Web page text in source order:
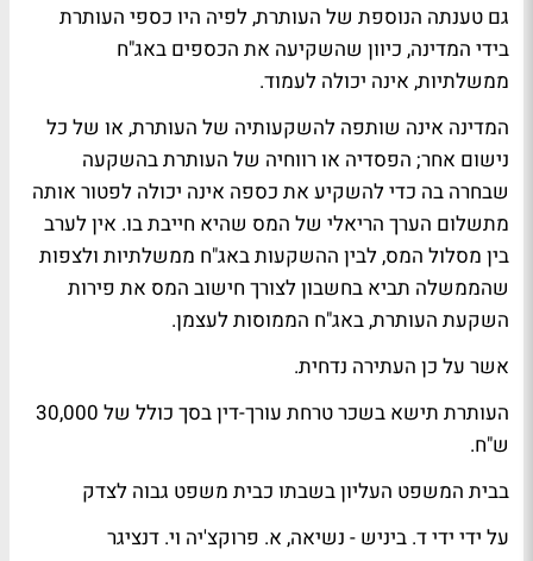
גם טענתה הנוספת של העותרת, לפיה היו כספי העותרת
בידי המדינה, כיוון שהשקיעה את הכספים באג"ח
ממשלתיות, אינה יכולה לעמוד.
המדינה אינה שותפה להשקעותיה של העותרת, או של כל
נישום אחר; הפסדיה או רווחיה של העותרת בהשקעה
שבחרה בה כדי להשקיע את כספה אינה יכולה לפטור אותה
מתשלום הערך הריאלי של המס שהיא חייבת בו. אין לערב
בין מסלול המס, לבין ההשקעות באג"ח ממשלתיות ולצפות
שהממשלה תביא בחשבון לצורך חישוב המס את פירות
השקעת העותרת, באג"ח הממוסות לעצמן.
אשר על כן העתירה נדחית.
העותרת תישא בשכר טרחת עורך-דין בסך כולל של 30,000
ש"ח.
בבית המשפט העליון בשבתו כבית משפט גבוה לצדק
על ידי ידי ד. ביניש - נשיאה, א. פרוקצ'יה וי. דנציגר